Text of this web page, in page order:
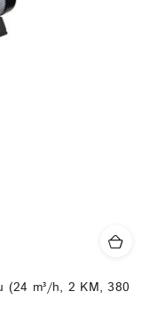
(24 m³/h, 2 KM, 380